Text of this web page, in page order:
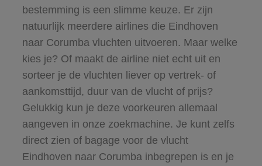
bestemming is een slimme keuze. Er zijn
natuurlijk meerdere airlines die Eindhoven
naar Corumba vluchten uitvoeren. Maar welke
kies je? Of maakt de airline niet echt uit en
sorteer je de vluchten liever op vertrek- of
aankomsttijd, duur van de vlucht of prijs?
Gelukkig kun je deze voorkeuren allemaal
aangeven in onze zoekmachine. Je kunt zelfs
direct zien of bagage voor de vlucht
Eindhoven naar Corumba inbegrepen is en je